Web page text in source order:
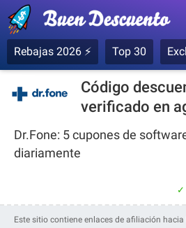
Rebajas 2026 ⚡ Top 30
Código
verificado en
Dr.Fone: 5 cupones de
diariamente
Este sitio contiene enlaces de afiliación